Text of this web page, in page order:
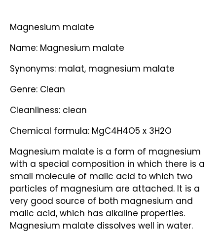
Magnesium malate
Name: Magnesium malate
Synonyms: malat, magnesium malate
Genre: Clean
Cleanliness: clean
Chemical formula: MgC4H4O5 x 3H2O
Magnesium malate is a form of magnesium
with a special composition in which there is a
small molecule of malic acid to which two
particles of magnesium are attached. It is a
very good source of both magnesium and
malic acid, which has alkaline properties.
Magnesium malate dissolves well in water.